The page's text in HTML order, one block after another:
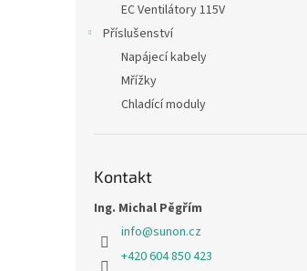
EC Ventilátory 115V
Příslušenství
Napájecí kabely
Mřížky
Chladící moduly
Kontakt
Ing. Michal Pěgřím
info@sunon.cz
+420 604 850 423